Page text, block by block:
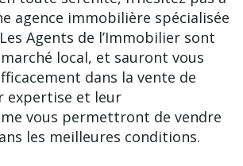
agence immobilière spécialisée
Agents de l’Immobilier sont
local, et sauront vous
dans la vente de
expertise et leur
vous permettront de vendre
les meilleures conditions.